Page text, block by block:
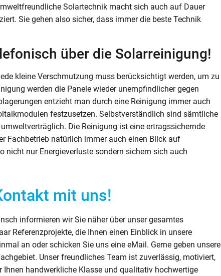
Solartechnik macht sich auch auf Dauer
Sie gehen also sicher, dass immer die beste Technik
über die Solarreinigung!
kleine Verschmutzung muss berücksichtigt werden, um zu
werden die Panele wieder unempfindlicher gegen
entzieht man durch eine Reinigung immer auch
festzusetzen. Selbstverständlich sind sämtliche
Die Reinigung ist eine ertragssichernde
Fachbetrieb natürlich immer auch einen Blick auf
nur Energieverluste sondern sichern sich auch
mit uns!
informieren wir Sie näher über unser gesamtes
Referenzprojekte, die Ihnen einen Einblick in unsere
an oder schicken Sie uns eine eMail. Gerne geben unsere
Unser freundliches Team ist zuverlässig, motiviert,
handwerkliche Klasse und qualitativ hochwertige